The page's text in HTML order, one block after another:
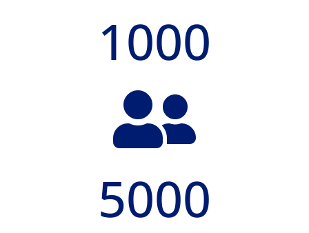
1000

5000